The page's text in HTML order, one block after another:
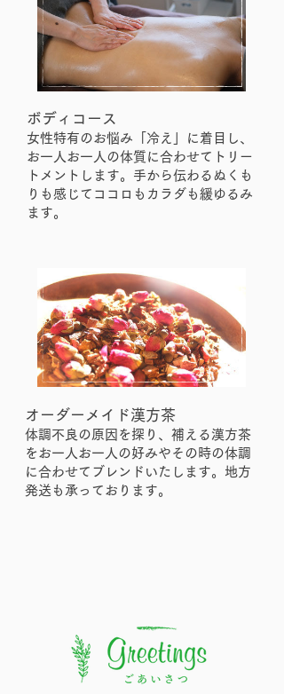
ボディコース
女性特有のお悩み「冷え」に着目し、
お一人お一人の体質に合わせてトリー
トメントします。手から伝わるぬくも
りも感じてココロもカラダも緩ゆるみ
ます。
オーダーメイド漢方茶
​体調不良の原因を探り、補える漢方茶
をお一人お一人の好みやその時の体調
に合わせてブレンドいたします。地方
発送も承っております。